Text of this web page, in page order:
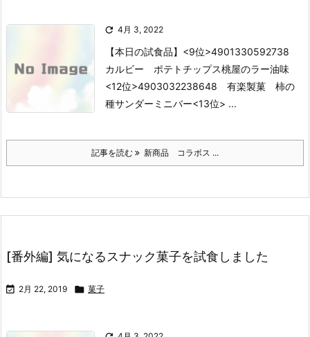
 4月 3, 2022
【本日の試食品】 <9位>4901330592738
カルビー ポテトチップス桃屋のラー油味
<12位>4903032238648 有楽製菓 柿の
種サンダーミニバー<13位> ...
記事を読む 新商品 コラボス ...
[番外編] 気になるスナック菓子を試食しました
 2月 22, 2019  菓子